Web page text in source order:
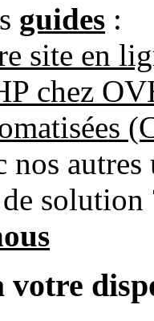
guides :
site en
chez
nos
votre